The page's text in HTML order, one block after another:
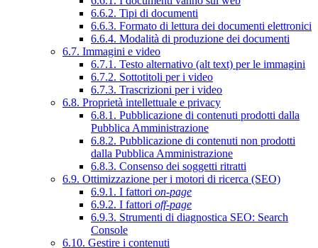
6.6.2. Tipi di documenti
6.6.3. Formato di lettura dei documenti elettronici
6.6.4. Modalità di produzione dei documenti
6.7. Immagini e video
6.7.1. Testo alternativo (alt text) per le immagini
6.7.2. Sottotitoli per i video
6.7.3. Trascrizioni per i video
6.8. Proprietà intellettuale e privacy
6.8.1. Pubblicazione di contenuti prodotti dalla
Pubblica Amministrazione
6.8.2. Pubblicazione di contenuti non prodotti
dalla Pubblica Amministrazione
6.8.3. Consenso dei soggetti ritratti
6.9. Ottimizzazione per i motori di ricerca (SEO)
6.9.1. I fattori on-page
6.9.2. I fattori off-page
6.9.3. Strumenti di diagnostica SEO: Search
Console
6.10. Gestire i contenuti